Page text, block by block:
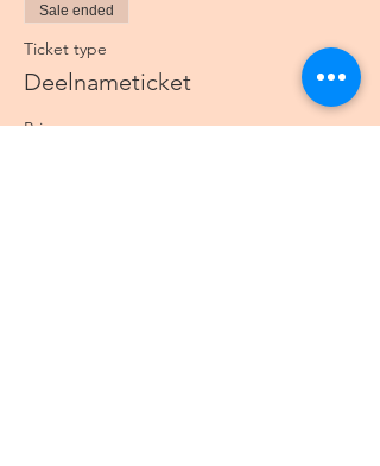
Sale ended
Ticket type
Deelnameticket
Price